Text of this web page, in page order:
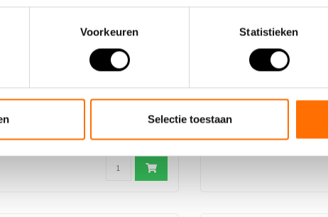
Voorkeuren Statistieken
Selectie toestaan
20Ah Scamper/Ambling
au lithium-polymère de très
capacité 36V/20Ah (cellules rési..
Lacros Casque de vélo
Optez pour une sécurité
Portez un casque de vélo
€70,00 €29,95